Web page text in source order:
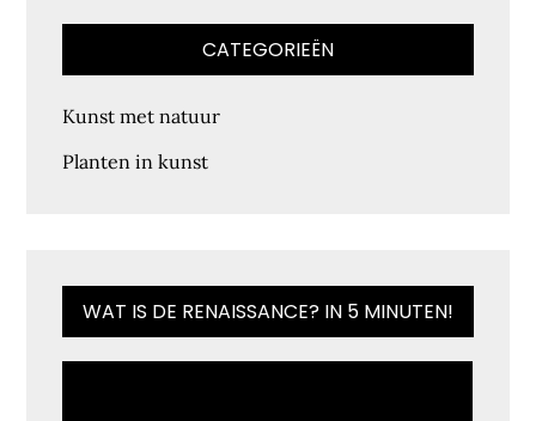
CATEGORIEËN
Kunst met natuur
Planten in kunst
WAT IS DE RENAISSANCE? IN 5 MINUTEN!